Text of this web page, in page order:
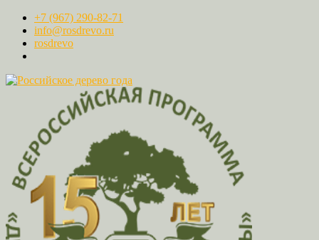
+7 (967) 290-82-71
info@rosdrevo.ru
rosdrevo